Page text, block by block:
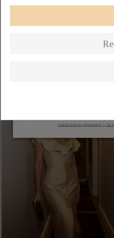
VESTIDO LARGO EN BEIGE
CHAMPAGNE CON ESCOTE
EN PICO CON VOLANTE
215,00 €